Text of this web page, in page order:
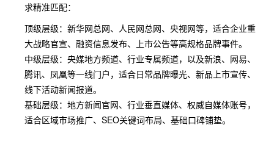
求精准匹配：
顶级层级：新华网总网、人民网总网、央视网等，适合企业重
大战略官宣、融资信息发布、上市公告等高规格品牌事件。
中级层级：央媒地方频道、行业专属频道，以及新浪、网易、
腾讯、凤凰等一线门户，适合日常品牌曝光、新品上市宣传、
线下活动新闻报道。
基础层级：地方新闻官网、行业垂直媒体、权威自媒体账号，
适合区域市场推广、SEO关键词布局、基础口碑铺垫。